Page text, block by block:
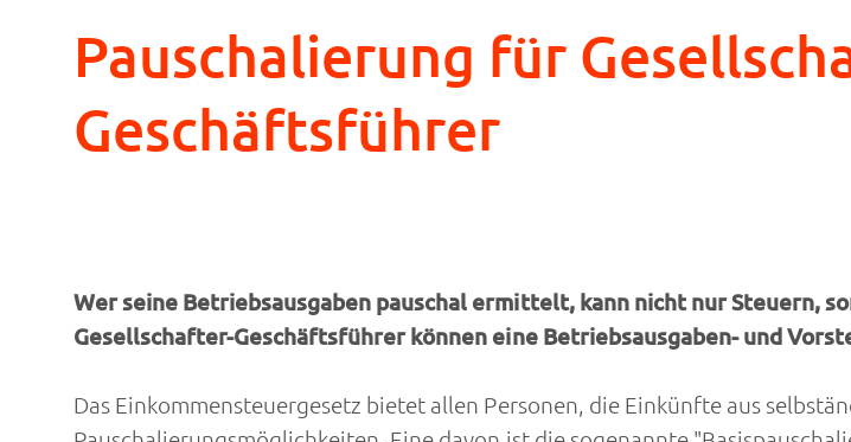
Pauschalierung für
Geschäftsführer
Wer seine Betriebsausgaben pauschal ermittelt, kann nicht nur Steuern,
Gesellschafter-Geschäftsführer können eine Betriebsausgaben- und
Das Einkommensteuergesetz bietet allen Personen, die Einkünfte aus